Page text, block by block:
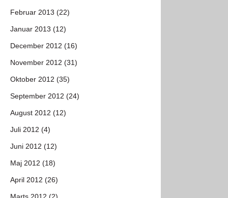
Februar 2013 (22)
Januar 2013 (12)
December 2012 (16)
November 2012 (31)
Oktober 2012 (35)
September 2012 (24)
August 2012 (12)
Juli 2012 (4)
Juni 2012 (12)
Maj 2012 (18)
April 2012 (26)